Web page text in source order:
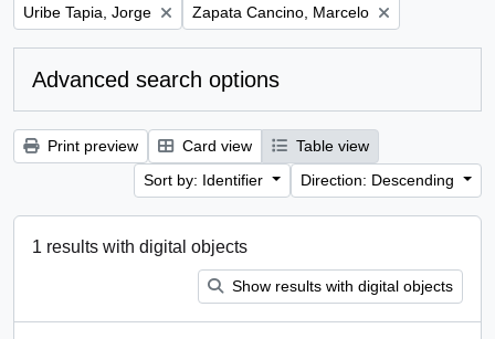
Remove filter:
Uribe Tapia, Jorge Remove filter:
Zapata Cancino, Marcelo
Advanced search options
Print preview Card view
Table view
Sort by: Identifier
Direction: Descending
1 results with digital objects
Show results with digital objects